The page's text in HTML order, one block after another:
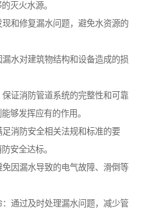
灭火水源。
和修复漏水问题，避免水资源的
水对建筑物结构和设备造成的损
证消防管道系统的完整性和可靠
够发挥应有的作用。
消防安全相关法规和标准的要
安全达标。
因漏水导致的电气故障、滑倒等
通过及时处理漏水问题，减少管